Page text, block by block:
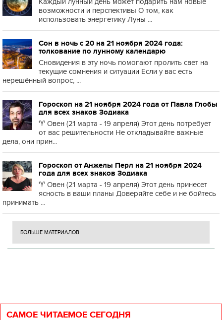
возможности и перспективы О том, как
использовать энергетику Луны ...
Сон в ночь с 20 на 21 ноября 2024 года:
толкование по лунному календарю
Сновидения в эту ночь помогают пролить свет на
текущие сомнения и ситуации Если у вас есть
нерешённый вопрос, ...
Гороскоп на 21 ноября 2024 года от Павла Глобы
для всех знаков Зодиака
♈️ Овен (21 марта - 19 апреля) Этот день потребует
от вас решительности Не откладывайте важные
дела, они прин...
Гороскоп от Анжелы Перл на 21 ноября 2024
года для всех знаков Зодиака
♈️ Овен (21 марта - 19 апреля) Этот день принесет
ясность в ваши планы Доверяйте себе и не бойтесь
принимать ...
БОЛЬШЕ МАТЕРИАЛОВ
САМОЕ ЧИТАЕМОЕ СЕГОДНЯ